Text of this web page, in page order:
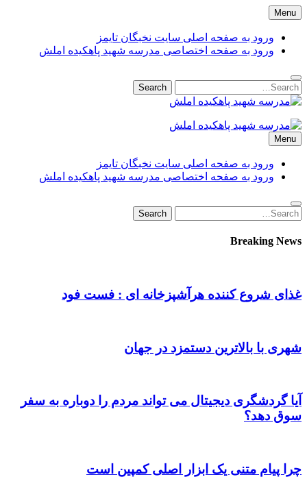
Skip
to
content
Menu
ورود به صفحه اصلی سایت نخبگان تایمز
ورود به صفحه اختصاصی مدرسه شهید پاهکیده املش
Search
for:
Search
مدرسه شهید پاهکیده املش
پسرانه + دخترانه + پیش دبستانی + کلاس + اول + دوم + سوم +
پشت + بانک کشاورزی + شماره + تلفن + آدرس + لوکیشن + +
دریافت + کارنامه + کد ملی + پایه + مقطع + دولتی + گیلان +
مدارس + دانش آموزان + لیست + سایت + نخبگان + تایمز +
madrese-shahid-pahkideh-amlash
Menu
ورود به صفحه اصلی سایت نخبگان تایمز
ورود به صفحه اختصاصی مدرسه شهید پاهکیده املش
Search
for:
Search
Breaking News
غذای شروع کننده هرآشپزخانه ای : فست فود
شهری با بالاترین دستمزد در جهان
آیا گردشگری دیجیتال می تواند مردم را دوباره به سفر
سوق دهد؟
چرا پیام متنی یک ابزار اصلی کمپین است